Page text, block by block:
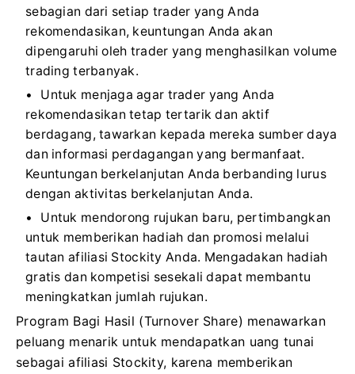
sebagian dari setiap trader yang Anda
rekomendasikan, keuntungan Anda akan
dipengaruhi oleh trader yang menghasilkan volume
trading terbanyak.
Untuk menjaga agar trader yang Anda
rekomendasikan tetap tertarik dan aktif
berdagang, tawarkan kepada mereka sumber daya
dan informasi perdagangan yang bermanfaat.
Keuntungan berkelanjutan Anda berbanding lurus
dengan aktivitas berkelanjutan Anda.
Untuk mendorong rujukan baru, pertimbangkan
untuk memberikan hadiah dan promosi melalui
tautan afiliasi Stockity Anda. Mengadakan hadiah
gratis dan kompetisi sesekali dapat membantu
meningkatkan jumlah rujukan.
Program Bagi Hasil (Turnover Share) menawarkan
peluang menarik untuk mendapatkan uang tunai
sebagai afiliasi Stockity, karena memberikan